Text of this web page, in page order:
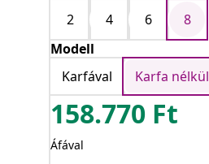
2
4 6
8
Modell
Karfával
Karfa nélkül
158.770 Ft
Áfával